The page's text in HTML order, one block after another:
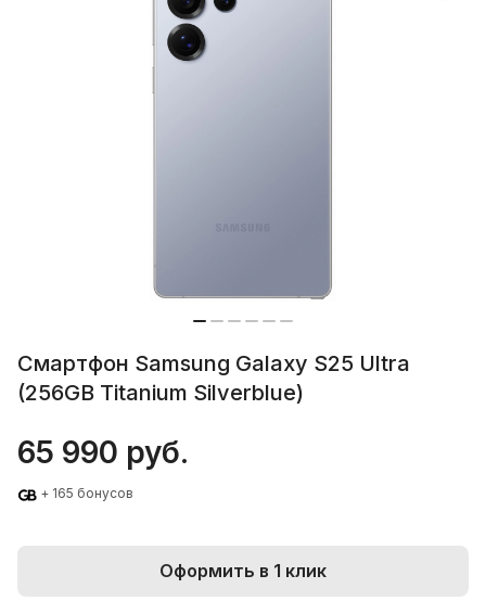
Смартфон Samsung Galaxy S25 Ultra
(256GB Titanium Silverblue)
65 990 руб.
+ 165 бонусов
Оформить в 1 клик